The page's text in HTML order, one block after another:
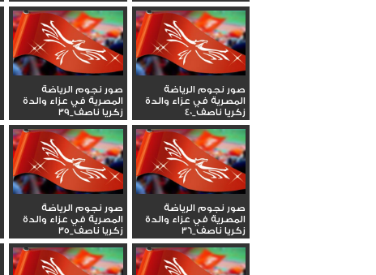
صور نجوم الرياضة
المصرية في عزاء والدة
زكريا ناصف_40
صور نجوم الرياضة
المصرية في عزاء والدة
زكريا ناصف_39
صور نجوم الرياضة
المصرية في عزاء والدة
زكريا ناصف_36
صور نجوم الرياضة
المصرية في عزاء والدة
زكريا ناصف_35